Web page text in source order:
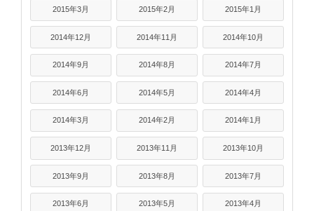
2015年3月 2015年2月 2015年1月
2014年12月 2014年11月 2014年10月
2014年9月 2014年8月 2014年7月
2014年6月 2014年5月 2014年4月
2014年3月 2014年2月 2014年1月
2013年12月 2013年11月 2013年10月
2013年9月 2013年8月 2013年7月
2013年6月 2013年5月 2013年4月